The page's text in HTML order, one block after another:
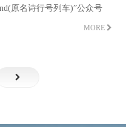
原名诗行号列车)”公众号
MORE